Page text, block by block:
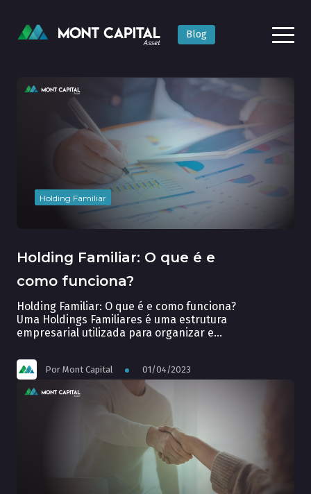
Blog
Holding Familiar
Holding Familiar: O que é e
como funciona?
Holding Familiar: O que é e como funciona?
Uma Holdings Familiares é uma estrutura
empresarial utilizada para organizar e
forma de gestão patrimonial tem como
objetivo principal a proteção e
preservação do patrimônio familiar, além
de proporcionar vantagens fiscais e
sucessórias. A construção de Holdings
Familiares requer um […]
Por Mont Capital 01/04/2023